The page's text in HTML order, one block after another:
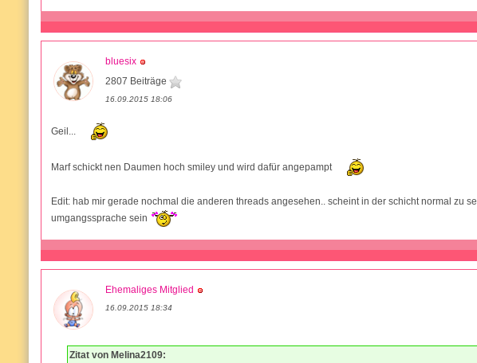
bluesix
2807 Beiträge
16.09.2015 18:06
Geil...
Marf schickt nen Daumen hoch smiley und wird dafür angepampt
Edit: hab mir gerade nochmal die anderen threads angesehen.. scheint in der schicht normal zu
umgangssprache sein
Ehemaliges Mitglied
16.09.2015 18:34
Zitat von Melina2109: